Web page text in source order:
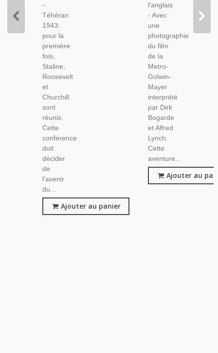
-
Téhéran
1943:
pour la
première
fois,
Staline,
Roosevelt
et
Churchill
sont
réunis.
Cette
conférence
doit
décider
de
l'avenir
du...
Ajouter au panier
Mondiale,
l'anglais
- Avec
une
photographie
du film
de la
Metro-
Golwin-
Mayer
interprété
par Dirk
Bogarde
et Alfred
Lynch.
Cette
aventure...
Ajouter au